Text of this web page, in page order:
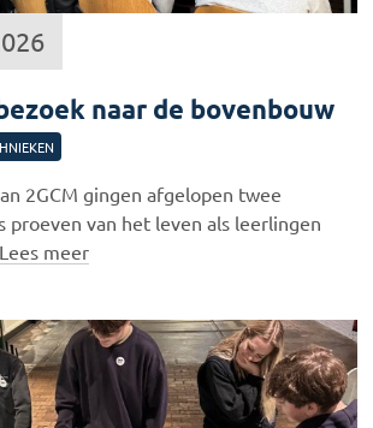
naar de bovenbouw
2GCM gingen afgelopen twee
proeven van het leven als leerlingen
Lees meer